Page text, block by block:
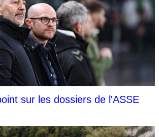
sur les dossiers de l'ASSE